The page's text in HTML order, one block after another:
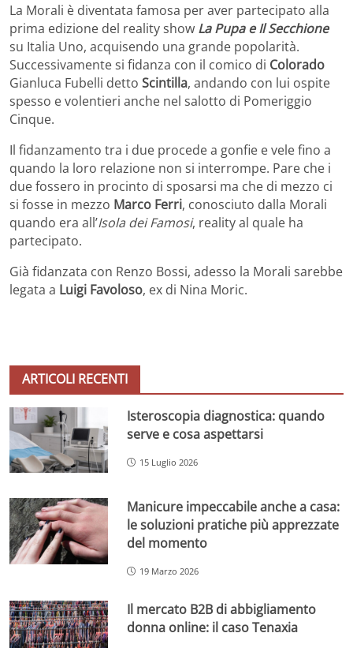
La Morali è diventata famosa per aver partecipato alla
prima edizione del reality show La Pupa e Il Secchione
su Italia Uno, acquisendo una grande popolarità.
Successivamente si fidanza con il comico di Colorado
Gianluca Fubelli detto Scintilla, andando con lui ospite
spesso e volentieri anche nel salotto di Pomeriggio
Cinque.
Il fidanzamento tra i due procede a gonfie e vele fino a
quando la loro relazione non si interrompe. Pare che i
due fossero in procinto di sposarsi ma che di mezzo ci
si fosse in mezzo Marco Ferri, conosciuto dalla Morali
quando era all’Isola dei Famosi, reality al quale ha
partecipato.
Già fidanzata con Renzo Bossi, adesso la Morali sarebbe
legata a Luigi Favoloso, ex di Nina Moric.
ARTICOLI RECENTI
Isteroscopia diagnostica: quando
serve e cosa aspettarsi
15 Luglio 2026
Manicure impeccabile anche a casa:
le soluzioni pratiche più apprezzate
del momento
19 Marzo 2026
Il mercato B2B di abbigliamento
donna online: il caso Tenaxia